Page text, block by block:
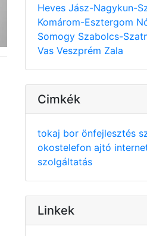
Heves Jász-Nagykun-
Komárom-Esztergom
Somogy Szabolcs-
Vas Veszprém Zala
Cimkék
tokaj bor önfejlesztés
okostelefon ajtó
szolgáltatás
Linkek